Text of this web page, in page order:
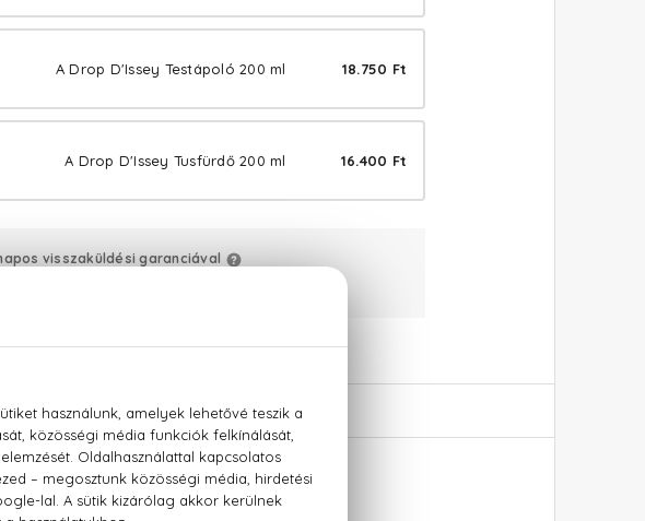
A Drop D'Issey Testápoló 200 ml 18.750 Ft
A Drop D'Issey Tusfürdő 200 ml 16.400 Ft
visszaküldési garanciával
SZÁLLÍTÁS